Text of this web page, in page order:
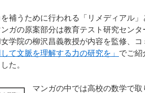
補うために行われる「リメディアル」
ガの原案部分は教育テスト研究センタ
学院の柳沢昌義教授が内容を監修、コ
して文脈を理解する力の研究を」 でご紹
た。
マンガの中では高校の数学で取